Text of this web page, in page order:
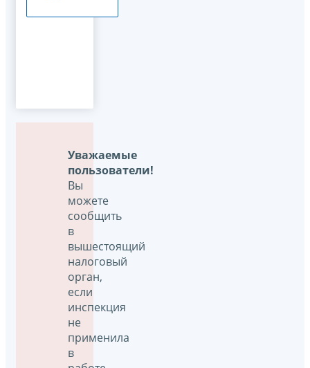
Уважаемые
пользователи!
Вы
можете
сообщить
в
вышестоящий
налоговый
орган,
если
инспекция
не
применила
в